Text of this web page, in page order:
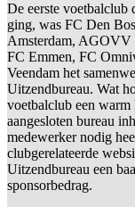
De eerste
ging, was FC Den
Amsterdam, AGOVV
FC Emmen, FC
Veendam het
Uitzendbureau. Wat
voetbalclub een warm
aangesloten bureau
medewerker nodig
clubgerelateerde
Uitzendbureau een
sponsorbedrag.